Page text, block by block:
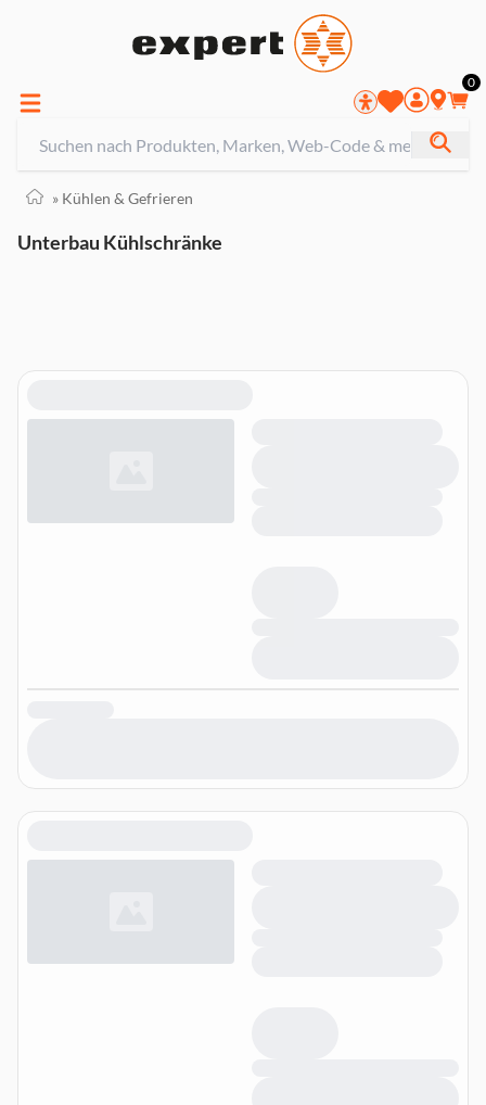
0
» Kühlen & Gefrieren
Unterbau Kühlschränke